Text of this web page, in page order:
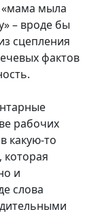
«мама мыла
– вроде бы
сцепления
фактов
рабочих
какую-то
и
слова